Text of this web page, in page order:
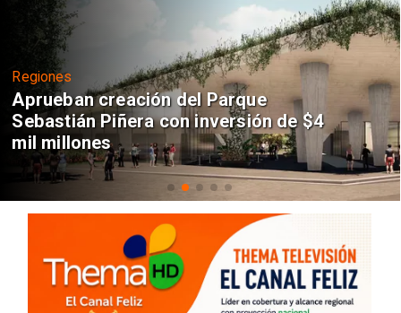
Regiones
Aprueban creación del Parque
Sebastián Piñera con inversión de $4
mil millones